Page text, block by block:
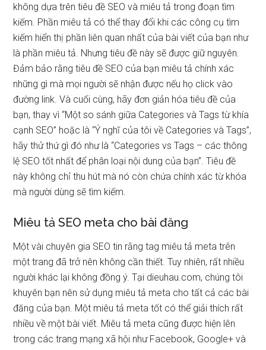
không dựa trên tiêu đề SEO và miêu tả trong đoạn tìm
kiếm. Phần miêu tả có thể thay đổi khi các công cụ tìm
kiếm hiển thị phần liên quan nhất của bài viết của bạn như
là phần miêu tả. Nhưng tiêu đề này sẽ được giữ nguyên.
Đảm bảo rằng tiêu đề SEO của bạn miêu tả chính xác
những gì mà mọi người sẽ nhận được nếu họ click vào
đường link. Và cuối cùng, hãy đơn giản hóa tiêu đề của
bạn, thay vì “Một so sánh giữa Categories và Tags từ khía
cạnh SEO” hoặc là “Ý nghĩ của tôi về Categories và Tags”,
hãy thử thứ gì đó như là “Categories vs Tags – các thông
lệ SEO tốt nhất để phân loại nội dung của bạn”. Tiêu đề
này không chỉ thu hút mà nó còn chứa chính xác từ khóa
mà người dùng sẽ tìm kiếm.
Miêu tả SEO meta cho bài đăng
Một vài chuyên gia SEO tin rằng tag miêu tả meta trên
một trang đã trở nên không cần thiết. Tuy nhiên, rất nhiều
người khác lại không đồng ý. Tại dieuhau.com, chúng tôi
khuyên bạn nên sử dụng miêu tả meta cho tất cả các bài
đăng của bạn. Một miêu tả meta tốt có thể giải thích rất
nhiều về một bài viết. Miêu tả meta cũng được hiện lên
trong các trang mạng xã hội như Facebook, Google+ và